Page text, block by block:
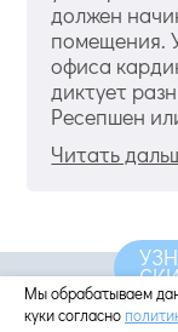
должен
помещения.
офиса
диктует
Ресепшен
Читать
Мы всё
Мы обрабатываем
куки согласно